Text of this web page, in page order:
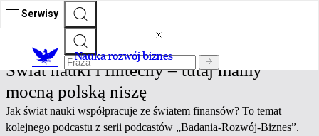
Serwisy
Nauka rozwój biznes
Nauka rozwój biznes
Świat nauki i fintechy – tutaj mamy
mocną polską niszę
Jak świat nauki współpracuje ze światem finansów? To temat
kolejnego podcastu z serii podcastów „Badania-Rozwój-Biznes”.